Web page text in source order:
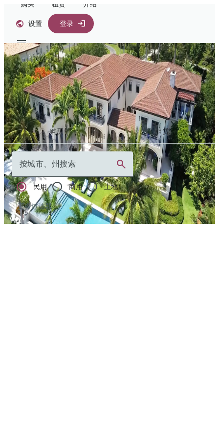
购买 租赁 介绍
设置 登录
开启您的回家之
旅
购买 租赁
按城市、州搜索
民用 商用 土地
更多过滤器